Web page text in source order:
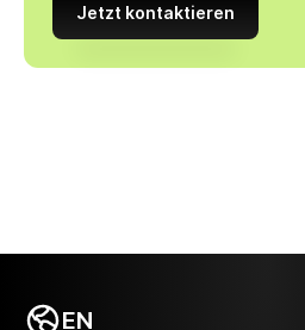
Jetzt kontaktieren
EN